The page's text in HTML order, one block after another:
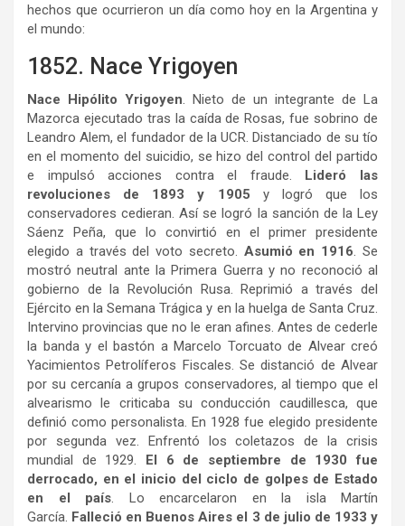
hechos que ocurrieron un día como hoy en la Argentina y
el mundo:
1852. Nace Yrigoyen
Nace Hipólito Yrigoyen. Nieto de un integrante de La
Mazorca ejecutado tras la caída de Rosas, fue sobrino de
Leandro Alem, el fundador de la UCR. Distanciado de su tío
en el momento del suicidio, se hizo del control del partido
e impulsó acciones contra el fraude. Lideró las
revoluciones de 1893 y 1905 y logró que los
conservadores cedieran. Así se logró la sanción de la Ley
Sáenz Peña, que lo convirtió en el primer presidente
elegido a través del voto secreto. Asumió en 1916. Se
mostró neutral ante la Primera Guerra y no reconoció al
gobierno de la Revolución Rusa. Reprimió a través del
Ejército en la Semana Trágica y en la huelga de Santa Cruz.
Intervino provincias que no le eran afines. Antes de cederle
la banda y el bastón a Marcelo Torcuato de Alvear creó
Yacimientos Petrolíferos Fiscales. Se distanció de Alvear
por su cercanía a grupos conservadores, al tiempo que el
alvearismo le criticaba su conducción caudillesca, que
definió como personalista. En 1928 fue elegido presidente
por segunda vez. Enfrentó los coletazos de la crisis
mundial de 1929. El 6 de septiembre de 1930 fue
derrocado, en el inicio del ciclo de golpes de Estado
en el país. Lo encarcelaron en la isla Martín
García. Falleció en Buenos Aires el 3 de julio de 1933 y